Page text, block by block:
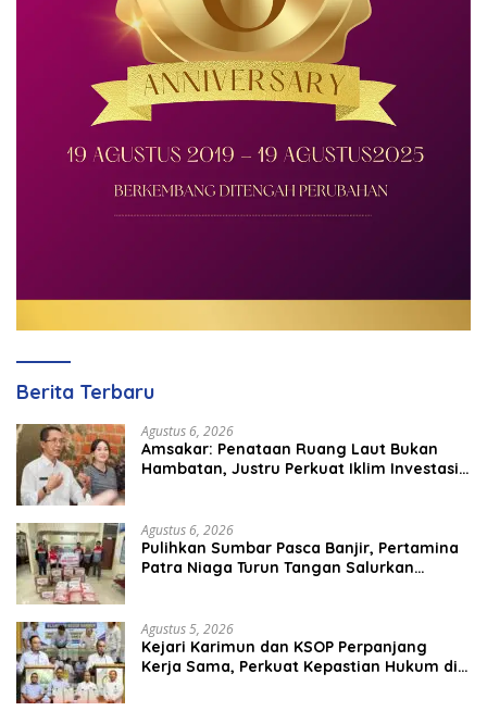
Berita Terbaru
Agustus 6, 2026
Amsakar: Penataan Ruang Laut Bukan
Hambatan, Justru Perkuat Iklim Investasi
Agustus 6, 2026
Pulihkan Sumbar Pasca Banjir, Pertamina
Patra Niaga Turun Tangan Salurkan
Agustus 5, 2026
Kejari Karimun dan KSOP Perpanjang
Kerja Sama, Perkuat Kepastian Hukum di